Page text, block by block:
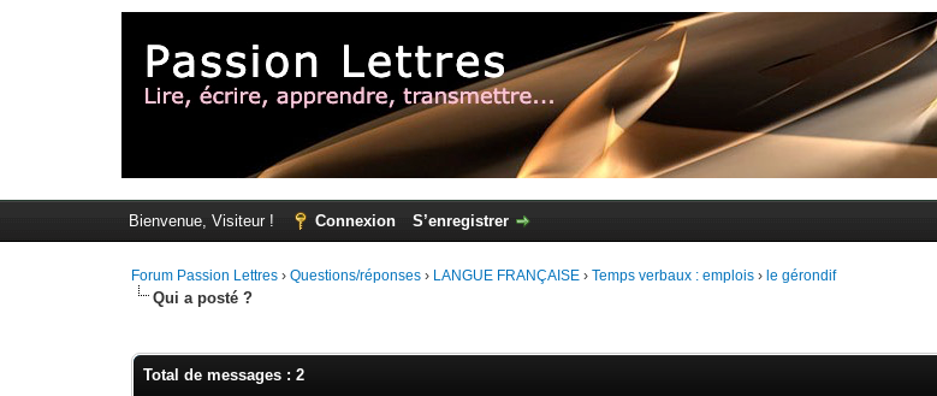
Bienvenue, Visiteur ! Connexion S’enregistrer
Forum Passion Lettres ›Questions/réponses › LANGUE FRANÇAISE ›Temps verbaux : emplois › le gérondif
Qui a posté ?
Total de messages : 2